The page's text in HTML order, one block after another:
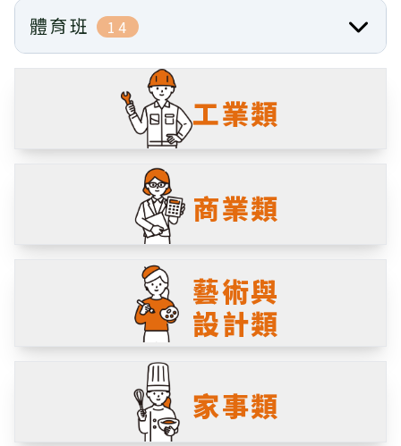
體育班 14
工業類
商業類
藝術與
設計類
家事類